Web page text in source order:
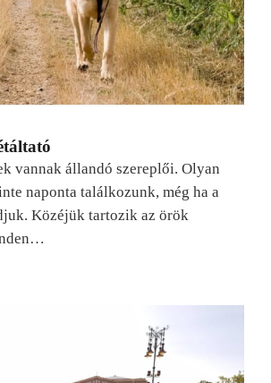
vannak állandó szereplői. Olyan
naponta találkozunk, még ha a
Közéjük tartozik az örök